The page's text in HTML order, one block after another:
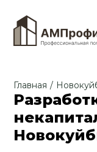
Главная /